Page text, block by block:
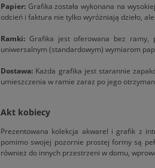
Papier: Grafika została wykonana na
odcień i faktura nie tylko wyróżniają dzieło,
Ramki: Grafika jest oferowana bez
uniwersalnym (standardowym) wymiarom
Dostawa: Każda grafika jest starannie
umieszczenia w ramie zaraz po jego
Akt kobiecy
Prezentowana kolekcja akwarel i grafik z
pomimo swojej pozornie prostej formy są
również do innych przestrzeni w domu,